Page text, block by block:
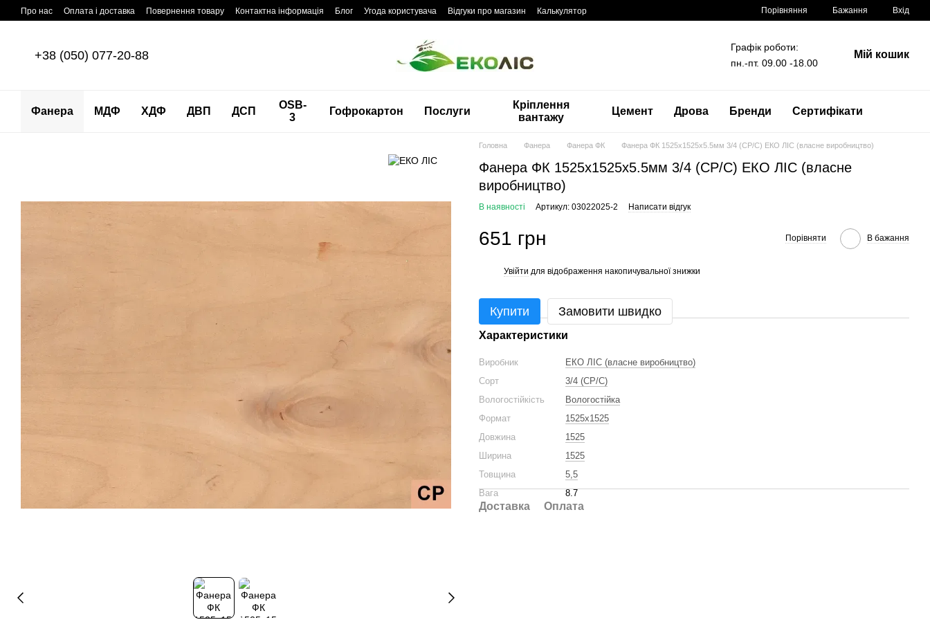
Перейти до основного контенту
Про нас Оплата і доставка Повернення товару Контактна інформація Блог Угода користувача Відгуки про магазин Калькулятор Порівняння Бажання Вхід
+38 (050) 077-20-88
Графік роботи:
пн.-пт. 09.00 -18.00
Мій кошик
Фанера МДФ ХДФ ДВП ДСП
OSB-
3
Гофрокартон Послуги
Кріплення
вантажу
Цемент Дрова Бренди Сертифікати
Головна Фанера Фанера ФК Фанера ФК 1525x1525x5.5мм 3/4 (CP/C) ЕКО ЛІС (власне виробництво)
Фанера ФК 1525x1525x5.5мм 3/4 (CP/C) ЕКО ЛІС (власне
виробництво)
В наявності Артикул: 03022025-2 Написати відгук
651 грн Порівняти В бажання
Увійти для відображення накопичувальної знижки
Купити Замовити швидко
Характеристики
Виробник
ЕКО ЛІС (власне виробництво)
Сорт
3/4 (CP/C)
Вологостійкість
Вологостійка
Формат
1525x1525
Довжина
1525
Ширина
1525
Товщина
5,5
Вага
8.7
Доставка Оплата